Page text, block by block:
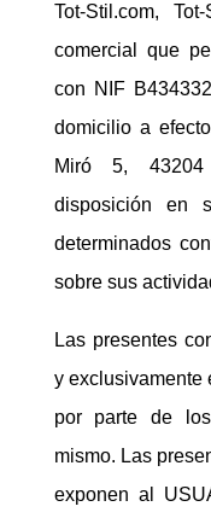
Tot-Stil.com,
comercial que
con NIF
domicilio a
Miró 5,
disposición en
determinados
sobre sus
Las presentes
y exclusivamente
por parte de
mismo. Las
exponen al